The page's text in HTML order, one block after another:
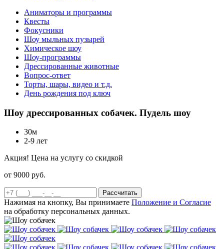
Аниматоры и программы
Квесты
Фокусники
Шоу мыльных пузырей
Химическое шоу
Шоу-программы
Дрессированные животные
Вопрос-ответ
Торты, шары, видео и т.д.
День рождения под ключ
Шоу дрессированных собачек. Пудель шоу
30м
2-9 лет
Акция! Цена на услугу со скидкой
от 9000 руб.
Рассчитать
Нажимая на кнопку, Вы принимаете Положение и Согласие
на обработку персональных данных.